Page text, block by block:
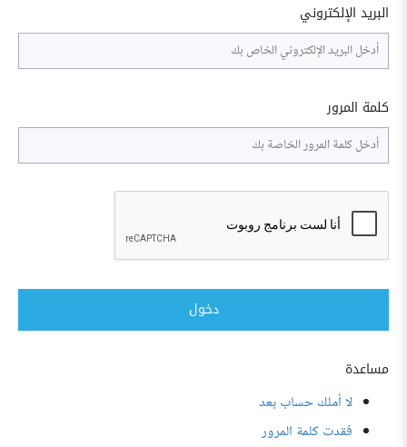
البريد الإلكتروني
كلمة المرور
دخول
مساعدة
لا أملك حساب بعد
فقدت كلمة المرور